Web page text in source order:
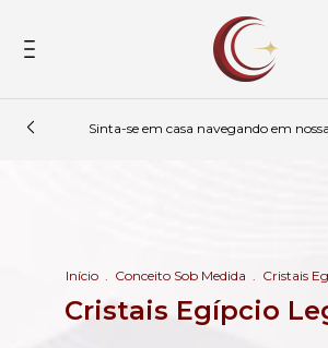
Sinta-se em casa navegando em
Início . Conceito Sob Medida . Cristais
Cristais Egípcio